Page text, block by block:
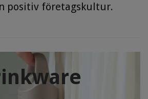
positiv företagskultur.